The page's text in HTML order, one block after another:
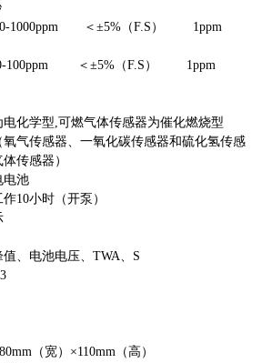
0-1000ppm ＜±5%（F.S） 1ppm
100ppm ＜±5%（F.S） 1ppm
化学型,可燃气体传感器为催化燃烧型
气传感器、一氧化碳传感器和硫化氢传感
传感器）
电池
10小时（开泵）
、电池电压、TWA、S
（宽）×110mm（高）